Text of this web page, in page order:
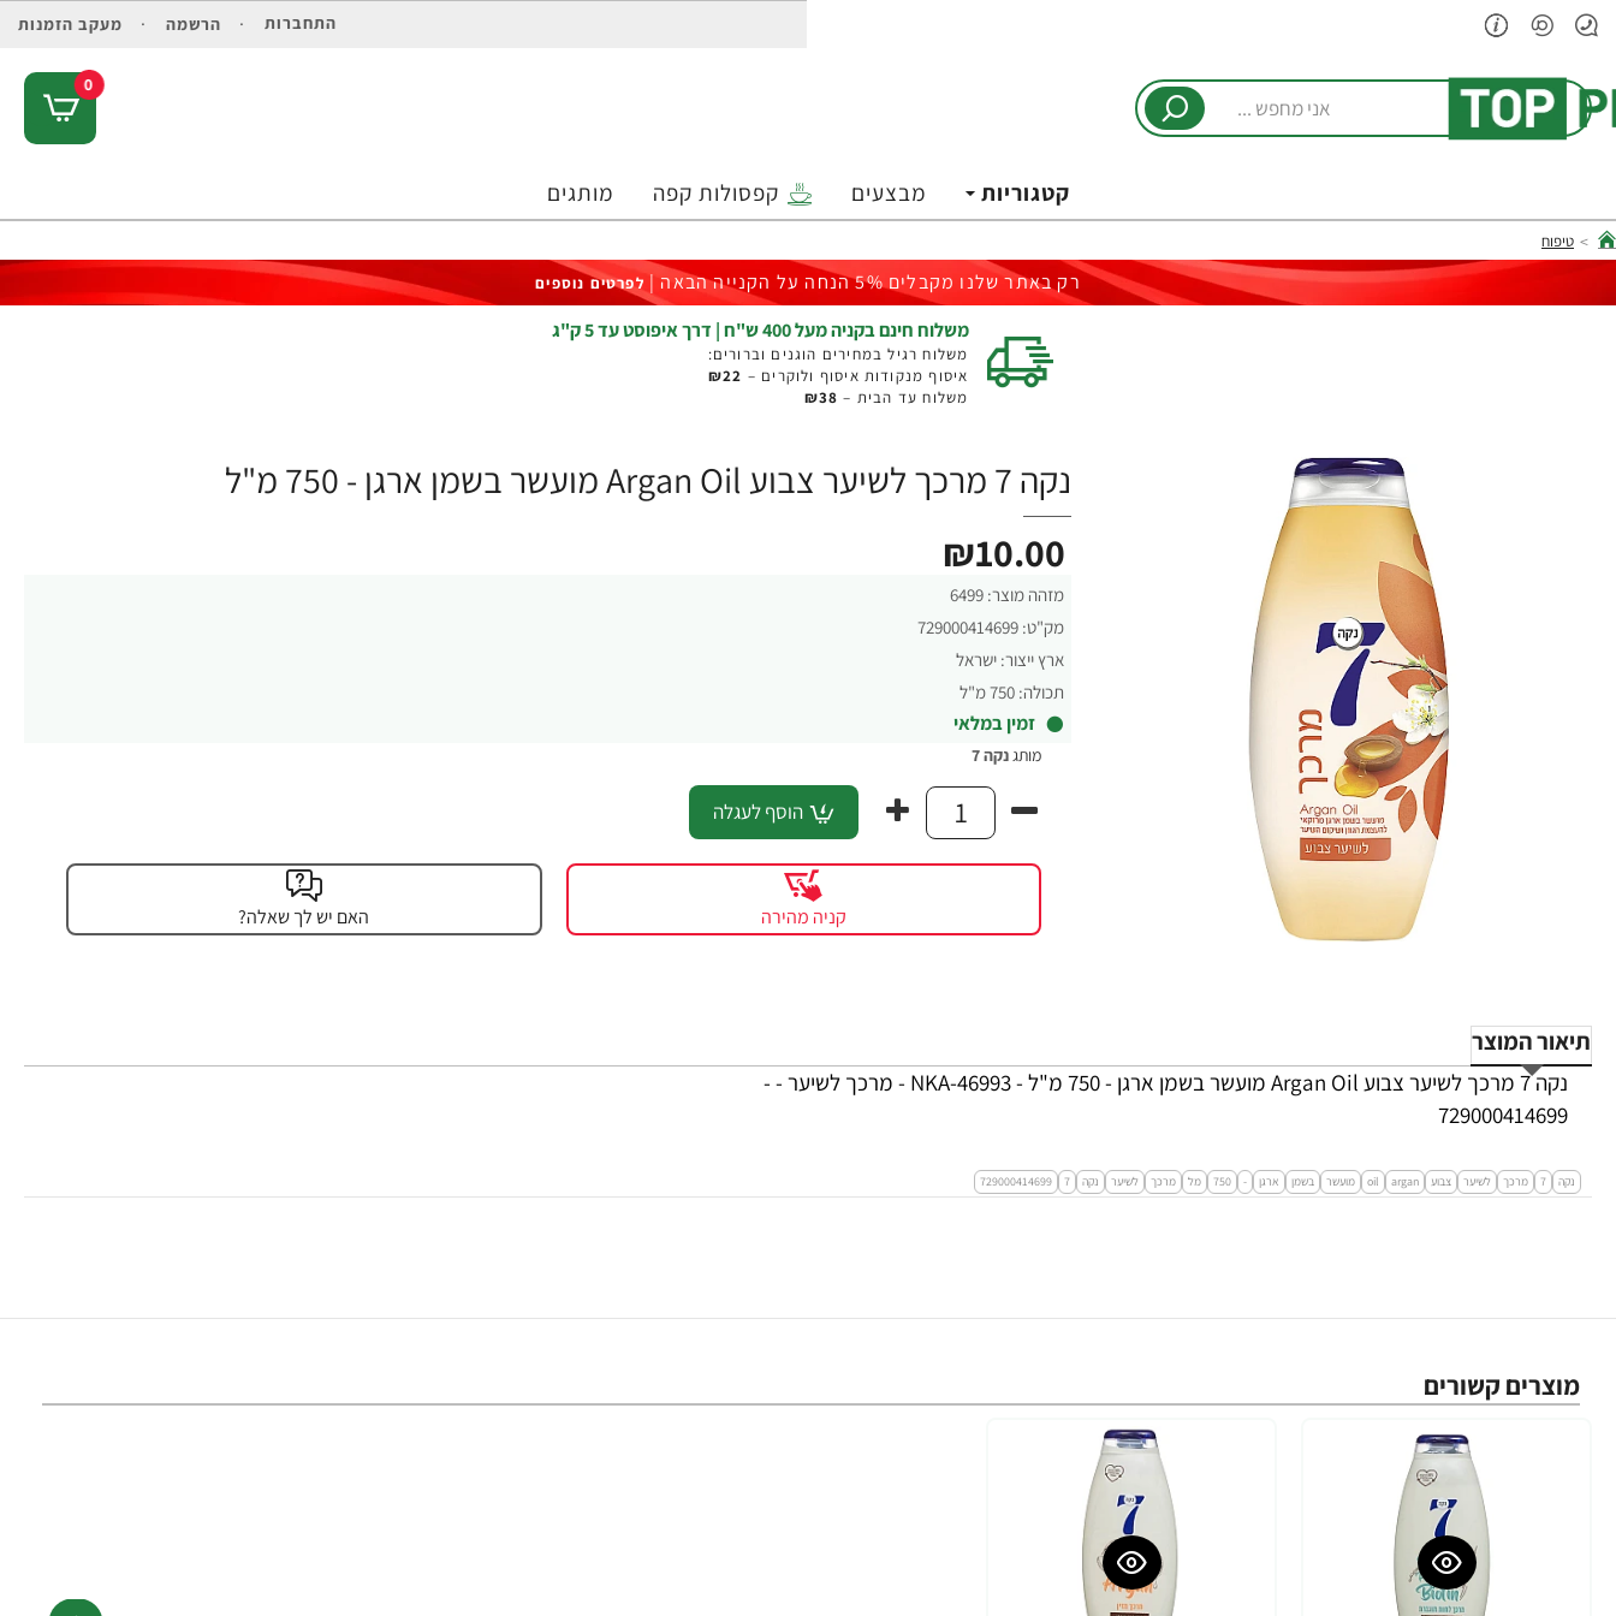
התחברות הרשמה מעקב הזמנות
מחפש
0
קטגוריות מבצעים קפסולות קפה מותגים
home
טיפוח
רק באתר שלנו מקבלים 5% הנחה על הקנייה הבאה | לפרטים נוספים
משלוח חינם בקניה מעל 400 ש"ח | דרך איפוסט עד 5 ק"ג
משלוח רגיל במחירים הוגנים וברורים:
איסוף מנקודות איסוף ולוקרים – ₪22
משלוח עד הבית – ₪38
נקה 7 מרכך לשיער צבוע Argan Oil מועשר בשמן ארגן - 750 מ"ל
מזהה מוצר: 6499
מק"ט: 729000414699
ארץ ייצור: ישראל
תכולה: 750 מ"ל
זמין במלאי
₪10.00
מותגנקה 7
הוסף לעגלה
קניה מהירה האם יש לך שאלה?
תיאור המוצר
נקה 7 מרכך לשיער צבוע Argan Oil מועשר בשמן ארגן - 750 מ"ל - NKA-46993 - מרכך לשיער - -
729000414699
נקה 7 מרכך לשיער צבוע argan
oil מועשר בשמן ארגן -
750 מל מרכך לשיער נקה 7
729000414699
מוצרים קשורים